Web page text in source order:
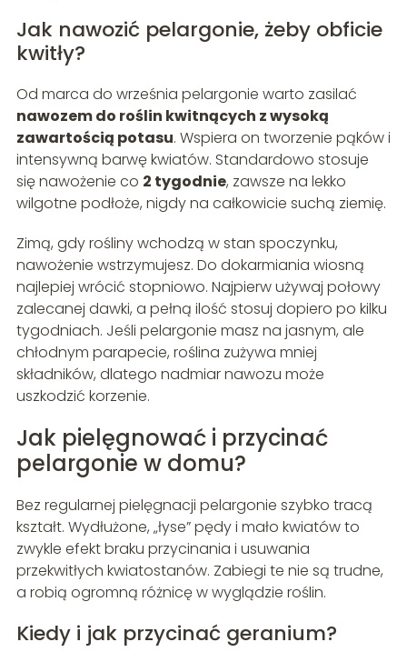
Jak nawozić pelargonie, żeby obficie
kwitły?
Od marca do września pelargonie warto zasilać
nawozem do roślin kwitnących z wysoką
zawartością potasu. Wspiera on tworzenie pąków i
intensywną barwę kwiatów. Standardowo stosuje
się nawożenie co 2 tygodnie, zawsze na lekko
wilgotne podłoże, nigdy na całkowicie suchą ziemię.
Zimą, gdy rośliny wchodzą w stan spoczynku,
nawożenie wstrzymujesz. Do dokarmiania wiosną
najlepiej wrócić stopniowo. Najpierw używaj połowy
zalecanej dawki, a pełną ilość stosuj dopiero po kilku
tygodniach. Jeśli pelargonie masz na jasnym, ale
chłodnym parapecie, roślina zużywa mniej
składników, dlatego nadmiar nawozu może
uszkodzić korzenie.
Jak pielęgnować i przycinać
pelargonie w domu?
Bez regularnej pielęgnacji pelargonie szybko tracą
kształt. Wydłużone, „łyse” pędy i mało kwiatów to
zwykle efekt braku przycinania i usuwania
przekwitłych kwiatostanów. Zabiegi te nie są trudne,
a robią ogromną różnicę w wyglądzie roślin.
Kiedy i jak przycinać geranium?